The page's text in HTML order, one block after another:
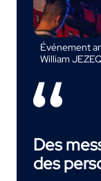
Événement
William
Des
des